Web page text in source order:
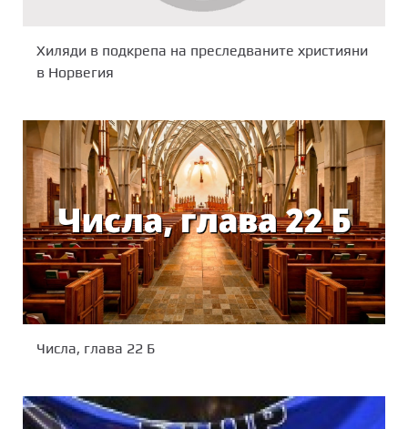
Хиляди в подкрепа на преследваните християни
в Норвегия
Числа, глава 22 Б